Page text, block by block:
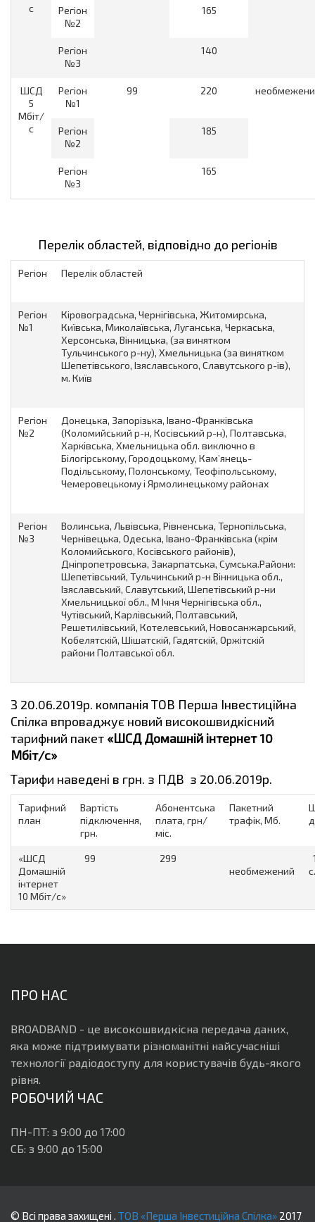
с
Регіон
№2
165
Регіон
№3
140
ШСД
5
Мбіт/
с
Регіон
№1
99 220
Регіон
№2
185
Регіон
№3
165
Перелік областей, відповідно до регіонів
Регiон Перелік областей
Регіон
№1
Кіровоградська, Чернігівська, Житомирська,
Київська, Миколаївська, Луганська, Черкаська,
Херсонська, Вінницька, (за винятком
Тульчинського р-ну), Хмельницька (за винятком
Шепетівського, Ізяславського, Славутського р-ів),
м. Київ
Регіон
№2
Донецька, Запорізька, Івано-Франківська
(Коломийський р-н, Косівський р-н), Полтавська,
Харківська, Хмельницька обл. виключно в
Білогірському, Городоцькому, Кам’янець-
Подільському, Полонському, Теофіпольському,
Чемеровецькому і Ярмолинецькому районах
Регіон
№3
Волинська, Львівська, Рівненська, Тернопільська,
Чернівецька, Одеська, Івано-Франківська (крім
Коломийського, Косівського районів),
Дніпропетровська, Закарпатська, Сумська.Райони:
Шепетівський, Тульчинський р-н Вінницька обл.,
Ізяславський, Славутський, Шепетівський р-ни
Хмельницької обл., М Ічня Чернігівська обл.,
Чутівський, Карлівський, Полтавський,
Решетилівський, Котелевський, Новосанжарський,
Кобелятскій, Шішатскій, Гадятскій, Оржітскій
райони Полтавської обл.
З 20.06.2019р. компанія ТОВ Перша Інвестиційна
Спілка впроваджує новий високошвидкісний
тарифний пакет «ШСД Домашній інтернет 10
Мбіт/с»
Тарифи наведені в грн. з ПДВ з 20.06.2019р.
Тарифний
план
Вартість
підключення,
грн.
Абонентська
плата, грн/
міс.
Пакетний
трафік, Мб.
«ШСД
Домашній
інтернет
10 Мбіт/с»
99
299
необмежений
с.
ПРО НАС
BROADBAND - це високошвидкісна передача даних,
яка може підтримувати різноманітні найсучасніші
технології радіодоступу для користувачів будь-якого
рівня.
РОБОЧИЙ ЧАС
ПН-ПТ: з 9:00 до 17:00
СБ: з 9:00 до 15:00
© Всі права захищені . ТОВ «Перша Інвестиційна Спілка» 2017